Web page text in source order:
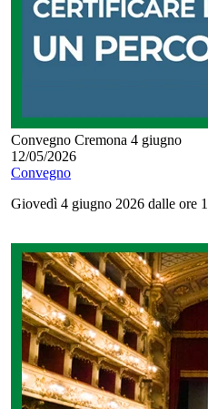
Convegno Cremona 4 giugno
12/05/2026
Convegno
Giovedì 4 giugno 2026 dalle ore